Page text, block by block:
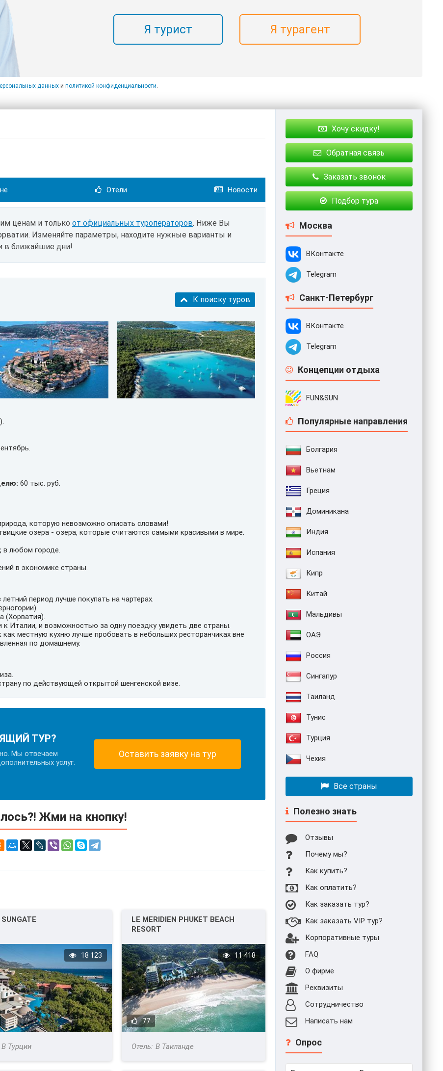
Я турист Я турагент
данных и политикой конфиденциальности.
Отели Новости
ценам и только от официальных туроператоров. Ниже Вы
Изменяйте параметры, находите нужные варианты и
в ближайшие дни!
К поиску туров
60 тыс. руб.
которую невозможно описать словами!
озера - озера, которые считаются самыми красивыми в мире.
в любом городе.
в экономике страны.
период лучше покупать на чартерах.
(Хорватия).
Италии, и возможностью за одну поездку увидеть две страны.
местную кухню лучше пробовать в небольших ресторанчиках вне
по домашнему.
по действующей открытой шенгенской визе.
ТУР?
Мы отвечаем
услуг.
Оставить заявку на тур
Жми на кнопку!
SUNGATE
18 123
В Турции
LE MERIDIEN PHUKET BEACH
RESORT
77
11 418
В Таиланде
Хочу скидку!
Обратная связь
Заказать звонок
Подбор тура
Москва
ВКонтакте
Telegram
Санкт-Петербург
ВКонтакте
Telegram
Концепции отдыха
FUN&SUN
Популярные направления
Болгария
Вьетнам
Греция
Доминикана
Индия
Испания
Кипр
Китай
Мальдивы
ОАЭ
Россия
Сингапур
Таиланд
Тунис
Турция
Чехия
Все страны
Полезно знать
Отзывы
Почему мы?
Как купить?
Как оплатить?
Как заказать тур?
Как заказать VIP тур?
Корпоративные туры
FAQ
О фирме
Реквизиты
Сотрудничество
Написать нам
Опрос